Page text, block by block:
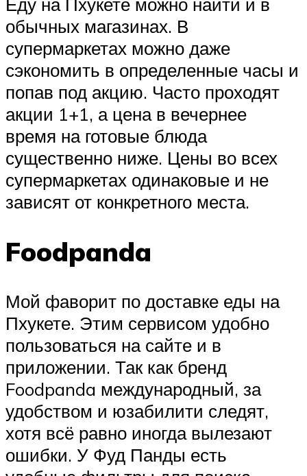
обычных магазинах. В
супермаркетах можно даже
сэкономить в определенные часы и
попав под акцию. Часто проходят
акции 1+1, а цена в вечернее
время на готовые блюда
существенно ниже. Цены во всех
супермаркетах одинаковые и не
зависят от конкретного места.
Foodpanda
Мой фаворит по доставке еды на
Пхукете. Этим сервисом удобно
пользоваться на сайте и в
приложении. Так как бренд
Foodpanda международный, за
удобством и юзабилити следят,
хотя всё равно иногда вылезают
ошибки. У Фуд Панды есть